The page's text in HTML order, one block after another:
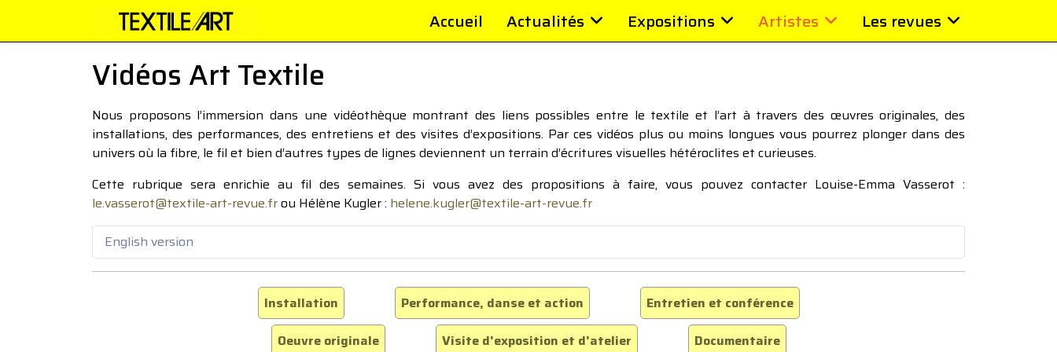
Accueil Actualités Expositions Artistes Les revues
Vidéos Art Textile
Nous proposons l’immersion dans une vidéothèque montrant des liens possibles entre le textile et l’art à travers des œuvres originales, des
installations, des performances, des entretiens et des visites d’expositions. Par ces vidéos plus ou moins longues vous pourrez plonger dans des
univers où la fibre, le fil et bien d’autres types de lignes deviennent un terrain d’écritures visuelles hétéroclites et curieuses.
Cette rubrique sera enrichie au fil des semaines. Si vous avez des propositions à faire, vous pouvez contacter Louise-Emma Vasserot :
le.vasserot@textile-art-revue.frou Hélène Kugler : helene.kugler@textile-art-revue.fr
English version
Installation Performance, danse et action
Entretien et conférence
Oeuvre originale
Visite d'exposition et d'atelier Documentaire